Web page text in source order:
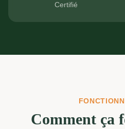
Certifié
Comment ça